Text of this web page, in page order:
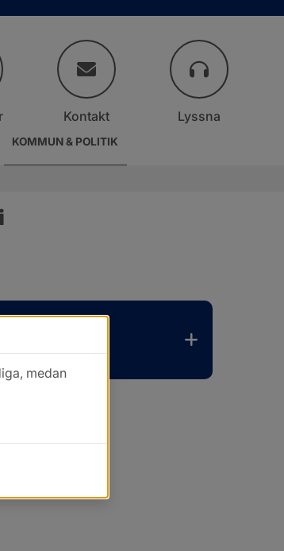
KOMMUN & POLITIK
Kontakt Lyssna
medan